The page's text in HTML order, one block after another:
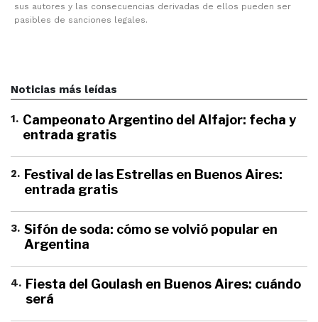
sus autores y las consecuencias derivadas de ellos pueden ser
pasibles de sanciones legales.
Noticias más leídas
1. Campeonato Argentino del Alfajor: fecha y
entrada gratis
2. Festival de las Estrellas en Buenos Aires:
entrada gratis
3. Sifón de soda: cómo se volvió popular en
Argentina
4. Fiesta del Goulash en Buenos Aires: cuándo
será